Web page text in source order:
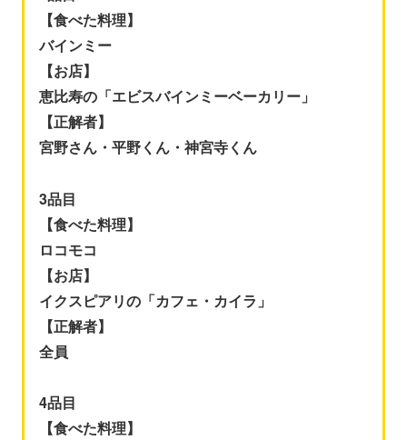
【食べた料理】
バインミー
【お店】
恵比寿の「エビスバインミーベーカリー」
【正解者】
宮野さん・平野くん・神宮寺くん
3品目
【食べた料理】
ロコモコ
【お店】
イクスピアリの「カフェ・カイラ」
【正解者】
全員
4品目
【食べた料理】